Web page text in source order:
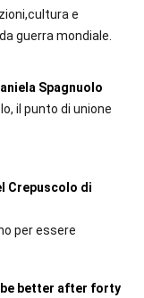
e
guerra mondiale.
Spagnuolo
il punto di unione
Crepuscolo di
per essere
be better after forty